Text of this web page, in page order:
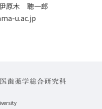
原木 聰一郎
u.ac.jp